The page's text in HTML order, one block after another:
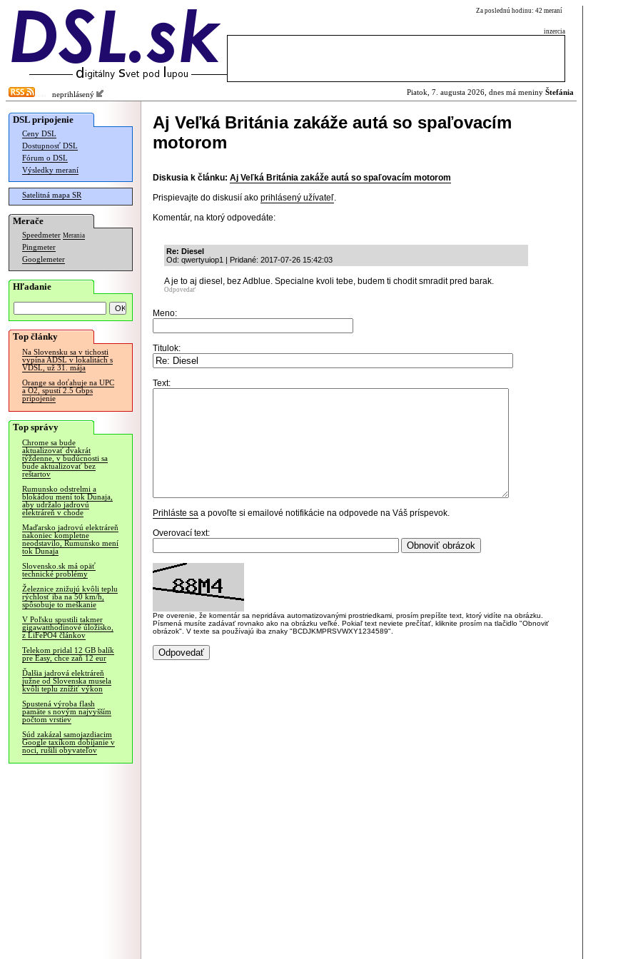
Za poslednú hodinu: 42 meraní
inzercia
neprihlásený Piatok, 7. augusta 2026, dnes má meniny Štefánia
DSL pripojenie
Ceny DSL
Dostupnosť DSL
Fórum o DSL
Výsledky meraní
Satelitná mapa SR
Merače
Speedmeter Merania
Pingmeter
Googlemeter
Hľadanie
Top články
Na Slovensku sa v tichosti
vypína ADSL v lokalitách s
VDSL, už 31. mája
Orange sa doťahuje na UPC
a O2, spustí 2.5 Gbps
pripojenie
Top správy
Chrome sa bude
aktualizovať dvakrát
týždenne, v budúcnosti sa
bude aktualizovať bez
reštartov
Rumunsko odstrelmi a
blokádou mení tok Dunaja,
aby udržalo jadrovú
elektráreň v chode
Maďarsko jadrovú elektráreň
nakoniec kompletne
neodstavilo, Rumunsko mení
tok Dunaja
Slovensko.sk má opäť
technické problémy
Železnice znižujú kvôli teplu
rýchlosť iba na 50 km/h,
spôsobuje to meškanie
V Poľsku spustili takmer
gigawatthodinové úložisko,
z LiFePO4 článkov
Telekom pridal 12 GB balík
pre Easy, chce zaň 12 eur
Ďalšia jadrová elektráreň
južne od Slovenska musela
kvôli teplu znížiť výkon
Spustená výroba flash
pamäte s novým najvyšším
počtom vrstiev
Súd zakázal samojazdiacim
Google taxíkom dobíjanie v
noci, rušili obyvateľov
Aj Veľká Británia zakáže autá so spaľovacím
motorom
Diskusia k článku: Aj Veľká Británia zakáže autá so spaľovacím motorom
Prispievajte do diskusií ako prihlásený užívateľ.
Komentár, na ktorý odpovedáte:
Re: Diesel
Od: qwertyuiop1 | Pridané: 2017-07-26 15:42:03
A je to aj diesel, bez Adblue. Specialne kvoli tebe, budem ti chodit smradit pred barak.
Odpovedať
Meno:
Titulok:
Text:
Prihláste sa a povoľte si emailové notifikácie na odpovede na Váš príspevok.
Overovací text:
Pre overenie, že komentár sa nepridáva automatizovanými prostriedkami, prosím prepíšte text, ktorý vidíte na obrázku.
Písmená musíte zadávať rovnako ako na obrázku veľké. Pokiaľ text neviete prečítať, kliknite prosím na tlačidlo "Obnoviť
obrázok". V texte sa používajú iba znaky "BCDJKMPRSVWXY1234589".